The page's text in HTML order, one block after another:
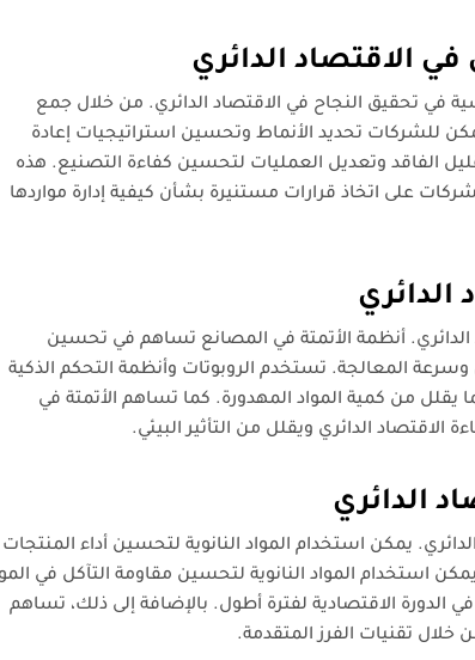
في الاقتصاد الدائري
في تحقيق النجاح في الاقتصاد الدائري. من خلال جمع
للشركات تحديد الأنماط وتحسين استراتيجيات إعادة
الفاقد وتعديل العمليات لتحسين كفاءة التصنيع. هذه
على اتخاذ قرارات مستنيرة بشأن كيفية إدارة مواردها
الدائري
الدائري. أنظمة الأتمتة في المصانع تساهم في تحسين
المعالجة. تستخدم الروبوتات وأنظمة التحكم الذكية
يقلل من كمية المواد المهدورة. كما تساهم الأتمتة في
الاقتصاد الدائري ويقلل من التأثير البيئي.
الدائري
يمكن استخدام المواد النانوية لتحسين أداء المنتجات
استخدام المواد النانوية لتحسين مقاومة التآكل في
في الدورة الاقتصادية لفترة أطول. بالإضافة إلى ذلك، تساهم
خلال تقنيات الفرز المتقدمة.